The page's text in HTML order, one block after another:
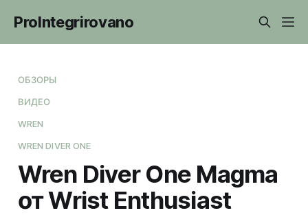
ProIntegrirovano
ОБЗОРЫ
ВИДЕО
WREN
WREN DIVER ONE
Wren Diver One Magma
от Wrist Enthusiast